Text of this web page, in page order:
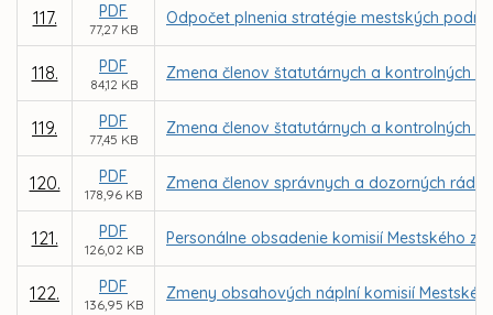
117. PDF
77,27 KB
Odpočet plnenia stratégie mestských
118. PDF
84,12 KB
Zmena členov štatutárnych a kontrolných
119. PDF
77,45 KB
Zmena členov štatutárnych a kontrolných
120. PDF
178,96 KB
Zmena členov správnych a dozorných rád
121. PDF
126,02 KB
Personálne obsadenie komisií Mestského
122. PDF
136,95 KB
Zmeny obsahových náplní komisií